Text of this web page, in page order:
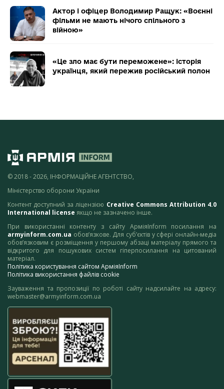
Актор і офіцер Володимир Ращук: «Воєнні
фільми не мають нічого спільного з
війною»
«Це зло має бути переможене»: історія
українця, який пережив російський полон
© 2018 - 2026, ІНФОРМАЦІЙНЕ АГЕНТСТВО,
Міністерство оборони України
Контент доступний за ліцензією Creative Commons Attribution 4.0
International license якщо не зазначено інше.
При використанні контенту з сайту АрміяInform посилання на
armyinform.com.ua обов’язкове. Для суб’єктів у сфері онлайн-медіа
обов’язковим є розміщення у першому абзаці матеріалу прямого та
відкритого для пошукових систем гіперпосилання на цитований
матеріал.
Політика користування сайтом АрміяInform
Політика використання файлів cookie
Зауваження та пропозиції по роботі сайту надсилайте на адресу:
webmaster@armyinform.com.ua